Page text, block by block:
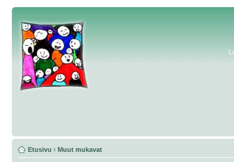
Etusivu ‹ Muut mukavat